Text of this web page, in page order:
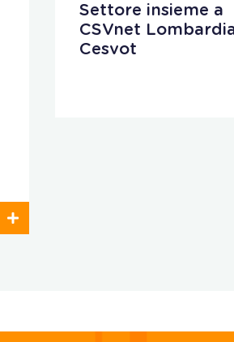
Settore insieme a
CSVnet
Cesvot